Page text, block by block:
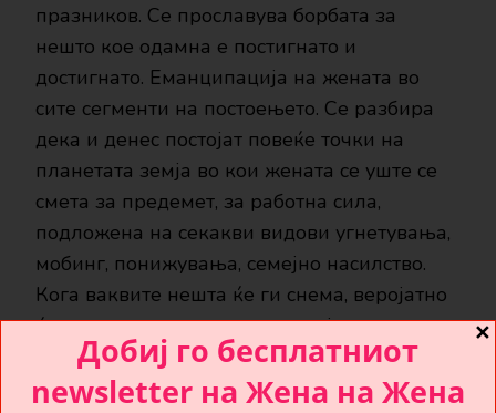
празников. Се прославува борбата за
нешто кое одамна е постигнато и
достигнато. Еманципација на жената во
сите сегменти на постоењето. Се разбира
дека и денес постојат повеќе точки на
планетата земја во кои жената се уште се
смета за предемет, за работна сила,
подложена на секакви видови угнетувања,
мобинг, понижувања, семејно насилство.
Кога ваквите нешта ќе ги снема, веројатно
ќе го снема и споменот на овој ден.
✕
Добиј го бесплатниот
newsletter на Жена на Жена